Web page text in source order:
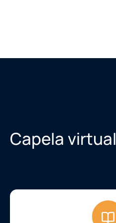
Capela virtual